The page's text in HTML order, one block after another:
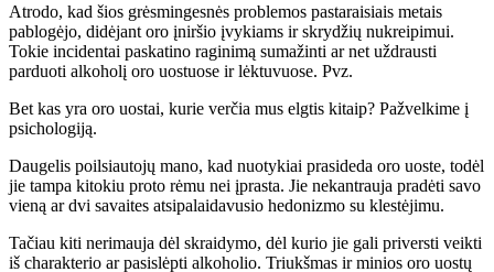
Atrodo, kad šios grėsmingesnės problemos pastaraisiais metais
pablogėjo, didėjant oro įniršio įvykiams ir skrydžių nukreipimui.
Tokie incidentai paskatino raginimą sumažinti ar net uždrausti
parduoti alkoholį oro uostuose ir lėktuvuose. Pvz.
Bet kas yra oro uostai, kurie verčia mus elgtis kitaip? Pažvelkime į
psichologiją.
Daugelis poilsiautojų mano, kad nuotykiai prasideda oro uoste, todėl
jie tampa kitokiu proto rėmu nei įprasta. Jie nekantrauja pradėti savo
vieną ar dvi savaites atsipalaidavusio hedonizmo su klestėjimu.
Tačiau kiti nerimauja dėl skraidymo, dėl kurio jie gali priversti veikti
iš charakterio ar pasislėpti alkoholio. Triukšmas ir minios oro uostų